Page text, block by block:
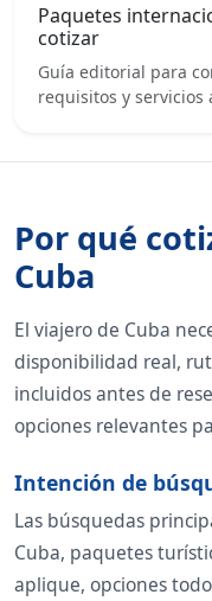
Paquetes
cotizar
Guía editorial para
requisitos y servicios
Por qué
Cuba
El viajero de Cuba
disponibilidad real,
incluidos antes de
opciones relevantes
Intención de
Las búsquedas
Cuba, paquetes
aplique, opciones